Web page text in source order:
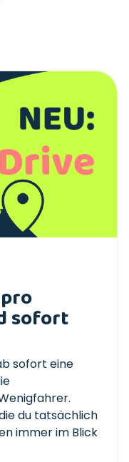
sofort
sofort eine
du tatsächlich
immer im Blick